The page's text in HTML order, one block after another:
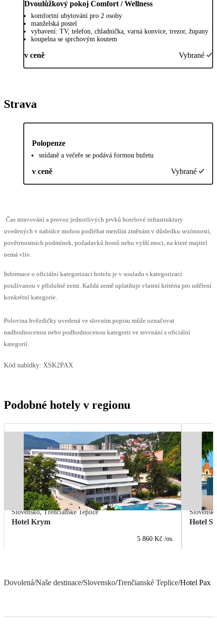
Dvoulůžkový pokoj Comfort / Wellness
komfortní ubytování pro 2 osoby
manželská postel
vybavení: TV, telefon, chladnička, varná konvice, trezor, župany
koupelna se sprchovým koutem
v ceně Vybrané
Strava
Polopenze
snídaně a večeře se podává formou bufetu
v ceně Vybrané
Čas stravování a provoz jednotlivých prvků hotelové infrastruktury
uvedených v nabídce mohou podléhat menším změnám v důsledku sezónnosti,
povětrnostních podmínek, požadavků hostů nebo vyšší moci, na které majitel
nemá vliv.
Informace o oficiální kategorizaci hotelu je v souladu s kategorizací
používanou v příslušné zemi. Každá země uplatňuje vlastní kritéria pro udělení
konkrétní kategorie.
Polovina hvězdičky uvedená ve slovním popisu může označovat
nadhodnocenou nebo podhodnocenou kategorii ve srovnání s oficiální
kategorií.
Kód nabídky: XSK2PAX
Podobné hotely v regionu
Slovensko,Trenčianské Teplice
Hotel Krym
5 860 Kč /os.
Hotel
Dovolená/Naše destinace/Slovensko/Trenčianské Teplice/Hotel Pax